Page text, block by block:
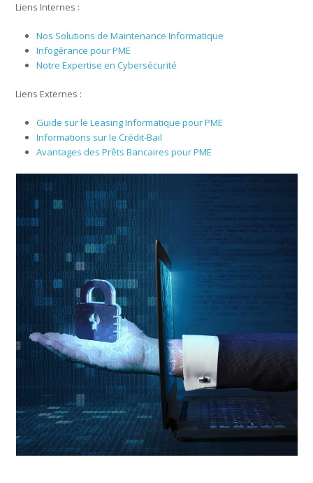
Liens Internes :
Nos Solutions de Maintenance Informatique
Infogérance pour PME
Notre Expertise en Cybersécurité
Liens Externes :
Guide sur le Leasing Informatique pour PME
Informations sur le Crédit-Bail
Avantages des Prêts Bancaires pour PME